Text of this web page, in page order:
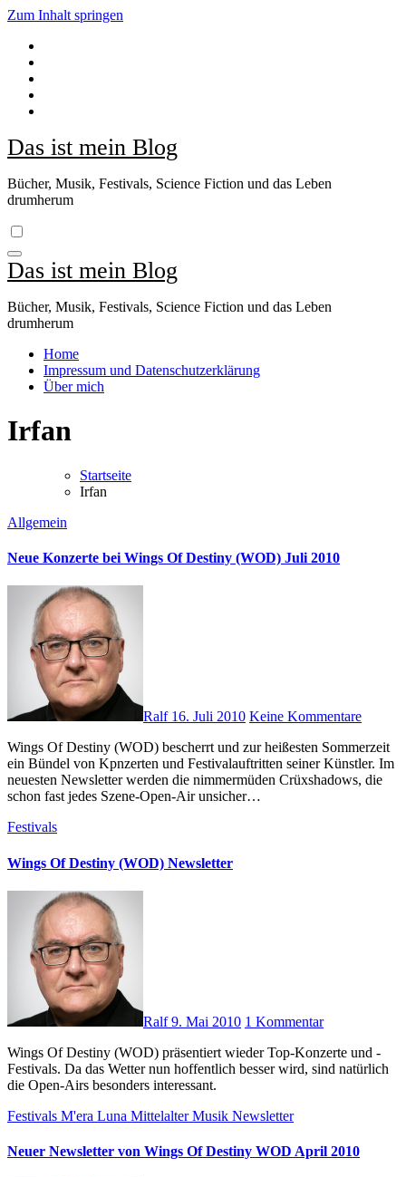
Zum Inhalt springen
Das ist mein Blog
Bücher, Musik, Festivals, Science Fiction und das Leben
drumherum
Das ist mein Blog
Bücher, Musik, Festivals, Science Fiction und das Leben
drumherum
Home
Impressum und Datenschutzerklärung
Über mich
Irfan
Startseite
Irfan
Allgemein
Neue Konzerte bei Wings Of Destiny (WOD) Juli 2010
Ralf 16. Juli 2010 Keine Kommentare
Wings Of Destiny (WOD) bescherrt und zur heißesten Sommerzeit
ein Bündel von Kpnzerten und Festivalauftritten seiner Künstler. Im
neuesten Newsletter werden die nimmermüden Crüxshadows, die
schon fast jedes Szene-Open-Air unsicher…
Festivals
Wings Of Destiny (WOD) Newsletter
Ralf9. Mai 2010 1 Kommentar
Wings Of Destiny (WOD) präsentiert wieder Top-Konzerte und -
Festivals. Da das Wetter nun hoffentlich besser wird, sind natürlich
die Open-Airs besonders interessant.
Festivals M'era Luna MittelalterMusik Newsletter
Neuer Newsletter von Wings Of Destiny WOD April 2010